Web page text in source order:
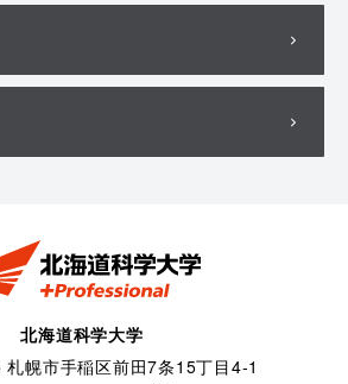
北海道科学大学
幌市手稲区前田7条15丁目4-1